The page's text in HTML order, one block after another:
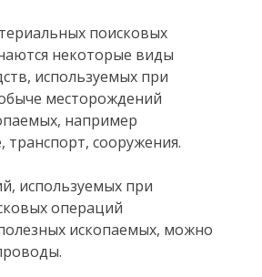
поисковых
некоторые виды
используемых при
месторождений
например
транспорт, сооружения.
используемых при
операций
ископаемых, можно